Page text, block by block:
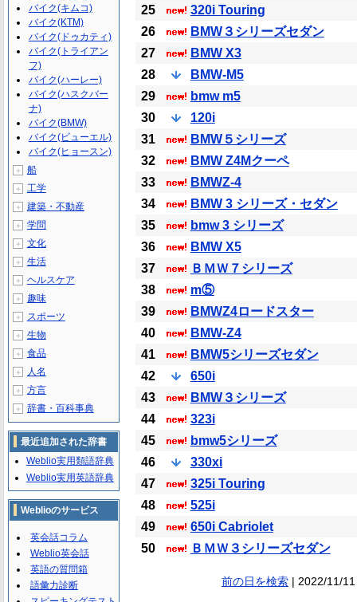
25
320i Touring
26
BMW３シリーズセダン
27
BMW X3
28
BMW-M5
29
bmw m5
30
120i
31
BMW５シリーズ
32
BMW Z4Mクーペ
33
BMWZ-4
34
BMW 3 シリーズ・セダン
35
bmw 3 シリーズ
36
BMW X5
37
ＢＭＷ７シリーズ
38
m⑤
39
BMWZ4ロードスター
40
BMW-Z4
41
BMW5シリーズセダン
42
650i
43
BMW３シリーズ
44
323i
45
bmw5シリーズ
46
330xi
47
325i Touring
48
525i
49
650i Cabriolet
50
ＢＭＷ３シリーズセダン
前の日を検索| 2022/11/
バイク(キムコ)
バイク(KTM)
バイク(ドゥカティ)
バイク(トライアン
フ)
バイク(ハーレー)
バイク(ハスクバー
ナ)
バイク(BMW)
バイク(ビューエル)
バイク(ヒョースン)
＋ 船
＋ 工学
＋ 建築・不動産
＋ 学問
＋ 文化
＋ 生活
＋ ヘルスケア
＋ 趣味
＋ スポーツ
＋ 生物
＋ 食品
＋ 人名
＋ 方言
＋ 辞書・百科事典
最近追加された辞書
Weblio実用類語辞典
Weblio実用英語辞典
Weblioのサービス
英会話コラム
Weblio英会話
英語の質問箱
語彙力診断